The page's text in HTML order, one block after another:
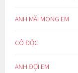
ANH MÃI MONG EM
CÔ ĐỘC
ANH ĐỢI EM